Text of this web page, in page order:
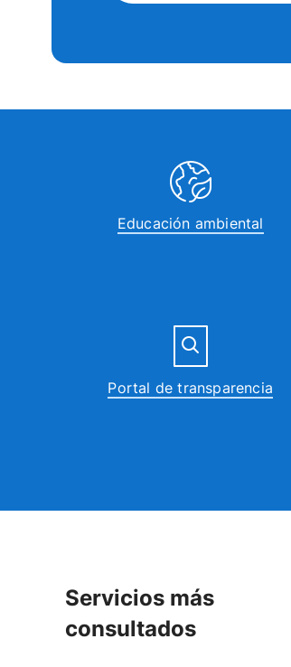
Educación ambiental
Portal de transparencia
Servicios más
consultados